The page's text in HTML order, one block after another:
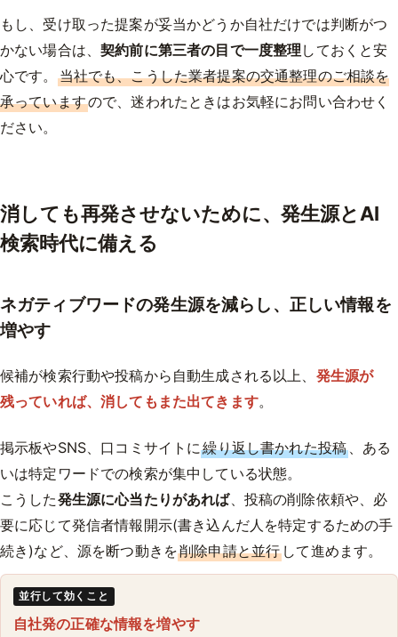
もし、受け取った提案が妥当かどうか自社だけでは判断がつ
かない場合は、契約前に第三者の目で一度整理 しておくと安
心です。 当社でも、こうした業者提案の交通整理のご相談を
承っていますので、迷われたときはお気軽にお問い合わせく
ださい。
消しても再発させないために、発生源とAI
検索時代に備える
ネガティブワードの発生源を減らし、正しい情報を
増やす
候補が検索行動や投稿から自動生成される以上、 発生源が
残っていれば、消してもまた出てきます。
掲示板やSNS、口コミサイトに繰り返し書かれた投稿 、ある
いは特定ワードでの検索が集中している状態。
こうした発生源に心当たりがあれば、投稿の削除依頼や、必
要に応じて発信者情報開示(書き込んだ人を特定するための手
続き)など、源を断つ動きを削除申請と並行 して進めます。
並行して効くこと
自社発の正確な情報を増やす